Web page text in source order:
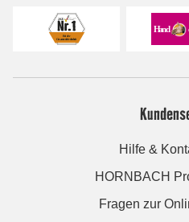
Hilfe &
HORNBACH
Fragen zur